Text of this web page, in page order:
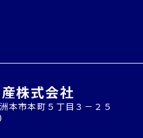
株式会社
本市本町５丁目３－２５